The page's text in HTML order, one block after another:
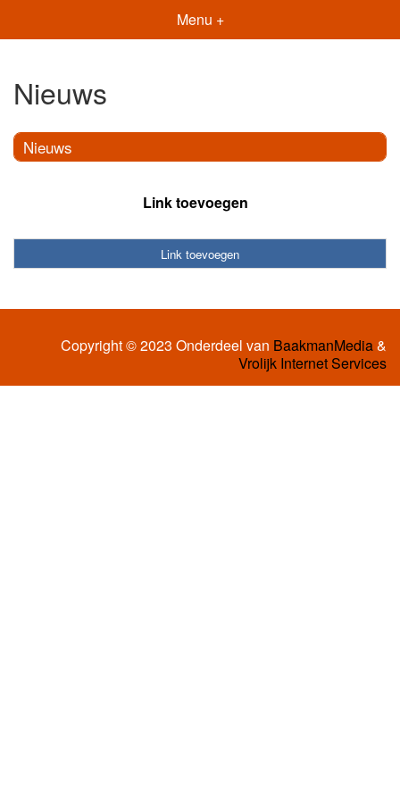
Menu +
Nieuws
Nieuws
Link toevoegen
Link toevoegen
Copyright © 2023 Onderdeel van BaakmanMedia&
Vrolijk Internet Services